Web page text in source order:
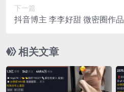
下一篇
抖音博主 李李好甜 微密圈作品 NO.004期 【28P4
相关文章